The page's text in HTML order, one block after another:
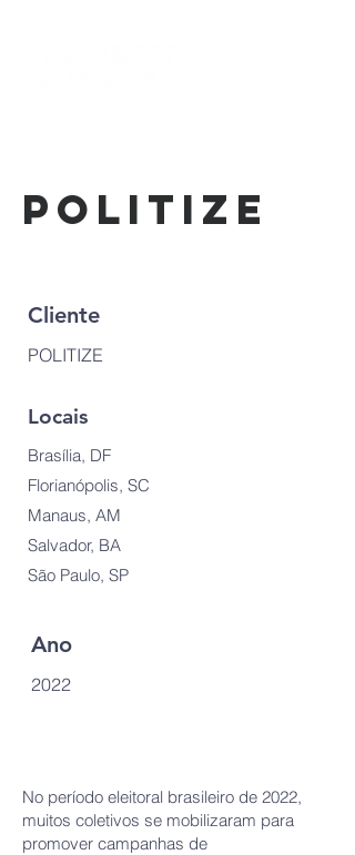
POLITIZE
Cliente
POLITIZE
Locais
Brasília, DF
Florianópolis, SC
Manaus, AM
Salvador, BA
São Paulo, SP
Ano
2022
No período eleitoral brasileiro de 2022,
muitos coletivos se mobilizaram para
promover campanhas de